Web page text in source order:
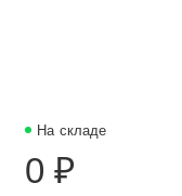
На складе
0 ₽